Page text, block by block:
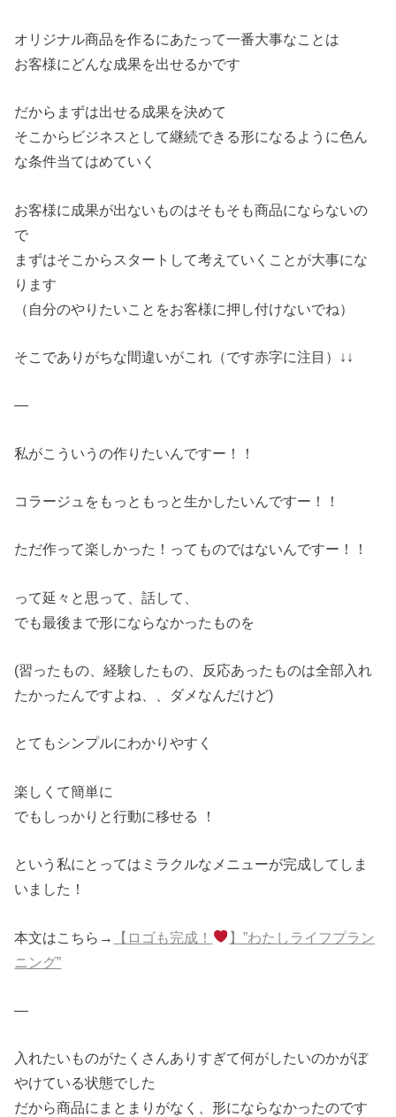
オリジナル商品を作るにあたって一番大事なことは
お客様にどんな成果を出せるかです
だからまずは出せる成果を決めて
そこからビジネスとして継続できる形になるように色ん
な条件当てはめていく
お客様に成果が出ないものはそもそも商品にならないの
で
まずはそこからスタートして考えていくことが大事にな
ります
（自分のやりたいことをお客様に押し付けないでね）
そこでありがちな間違いがこれ（です赤字に注目）↓↓
—
私がこういうの作りたいんですー！！
コラージュをもっともっと生かしたいんですー！！
ただ作って楽しかった！ってものではないんですー！！
って延々と思って、話して、
でも最後まで形にならなかったものを
(習ったもの、経験したもの、反応あったものは全部入れ
たかったんですよね、、ダメなんだけど)
とてもシンプルにわかりやすく
楽しくて簡単に
でもしっかりと行動に移せる ！
という私にとってはミラクルなメニューが完成してしま
いました！
本文はこちら→ 【ロゴも完成！
】”わたしライフプラン
ニング”
—
入れたいものがたくさんありすぎて何がしたいのかがぼ
やけている状態でした
だから商品にまとまりがなく、形にならなかったのです